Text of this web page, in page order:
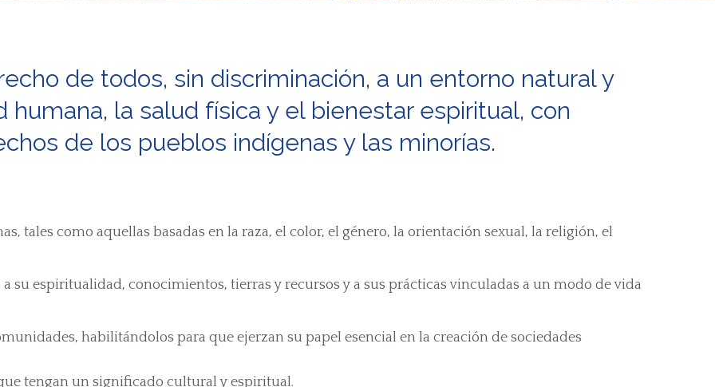
de todos, sin discriminación, a un entorno natural y
humana, la salud física y el bienestar espiritual, con
de los pueblos indígenas y las minorías.
tales como aquellas basadas en la raza, el color, el género, la orientación sexual, la religión, el
su espiritualidad, conocimientos, tierras y recursos y a sus prácticas vinculadas a un modo de vida
habilitándolos para que ejerzan su papel esencial en la creación de sociedades
tengan un significado cultural y espiritual.